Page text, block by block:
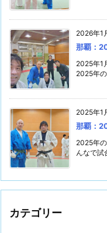
2026年1
那覇：
2025年1
2025年
2025年1
那覇：
2025年
んなで試
カテゴリー